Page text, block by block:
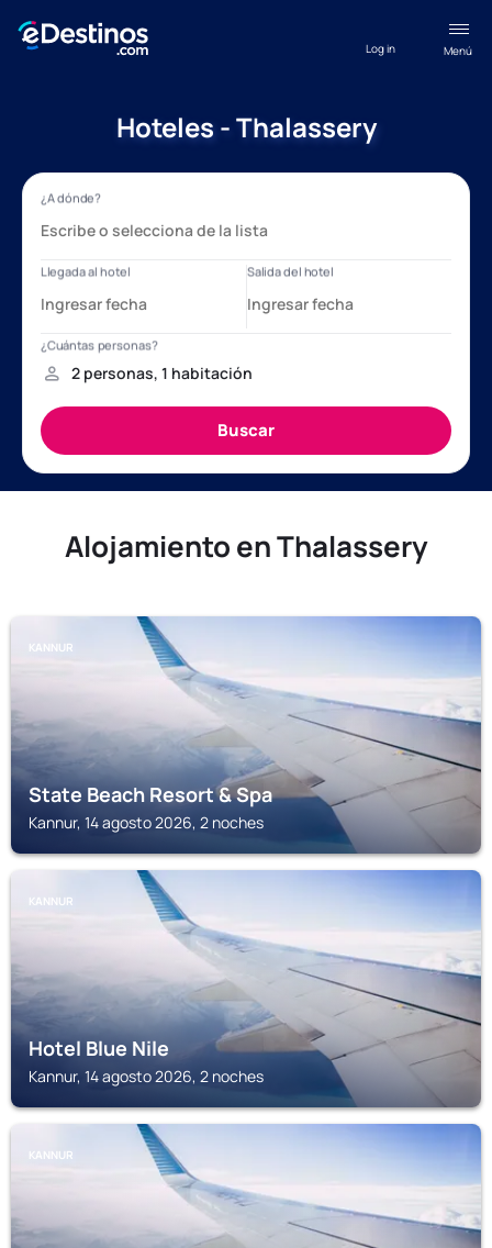
Menú
Log in
Hoteles - Thalassery
Alojamiento en Thalassery
KANNUR
State Beach Resort & Spa
Kannur, 14 agosto 2026, 2 noches
KANNUR
Hotel Blue Nile
Kannur, 14 agosto 2026, 2 noches
KANNUR